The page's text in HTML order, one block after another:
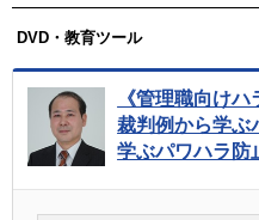
DVD・教育ツール
《管理職向け
裁判例から学ぶ
学ぶパワハラ防